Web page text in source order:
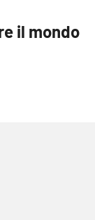
il mondo